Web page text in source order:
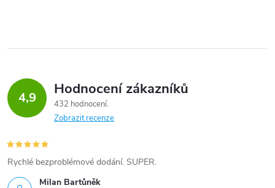
4,9 Hodnocení zákazníků
432 hodnocení
Zobrazit recenze
Milan Bartůněk
Rychlé bezproblémové dodání. SUPER.